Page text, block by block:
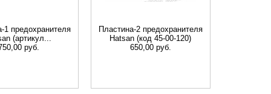
1 предохранителя
(артикул...
руб.
Пластина-2 предохранителя
Hatsan (код 45-00-120)
650,00 руб.